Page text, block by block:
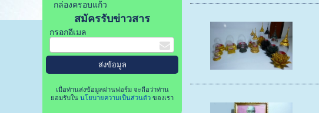
กล่องครอบแก้ว
สมัครรับข่าวสาร
กรอกอีเมล
เมื่อท่านส่งข้อมูลผ่านฟอร์ม จะถือว่าท่าน
ยอมรับใน นโยบายความเป็นส่วนตัวของเรา